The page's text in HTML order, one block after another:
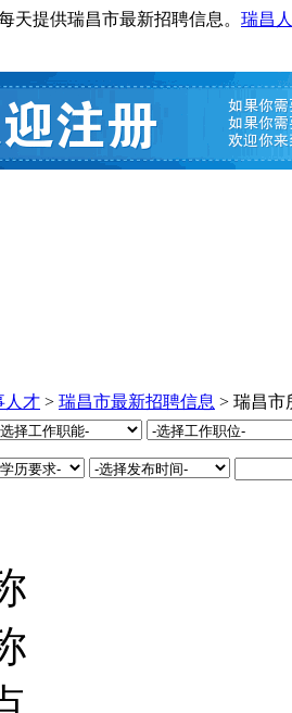
天提供瑞昌市最新招聘信息。 瑞昌
人才 > 瑞昌市最新招聘信息 > 瑞昌市